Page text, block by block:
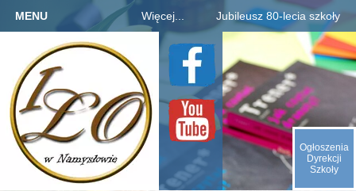
MENU
Strona główna
O nas
Galeria
Kontakt
Więcej...
Szkoła
Kandydaci
Uczniowie
Rodzice
E-SZKOŁA
Jubileusz 80-lecia szkoły
Informacje o jubileuszu
Rejestracja absolwentów
Płatności za zjazd, bal
Fotogaleria archiwaliów
Kalendarium 1945-2025
Animacje (liczby, daty)
Ogłoszenia
Dyrekcji
Szkoły